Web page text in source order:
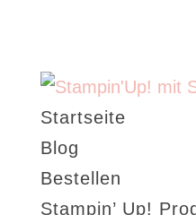
Startseite
Blog
Bestellen
Stampin’ Up!